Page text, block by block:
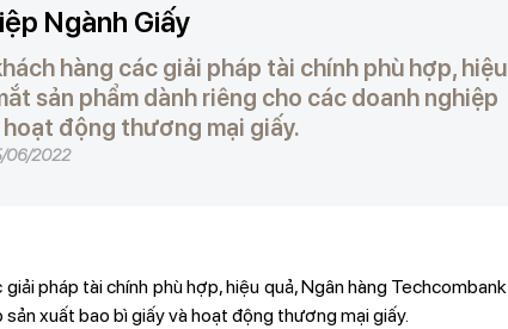
Ngành Giấy
hàng các giải pháp tài chính phù hợp, hiệu
sản phẩm dành riêng cho các doanh nghiệp
động thương mại giấy.
06/2022
pháp tài chính phù hợp, hiệu quả, Ngân hàng Techcombank
xuất bao bì giấy và hoạt động thương mại giấy.